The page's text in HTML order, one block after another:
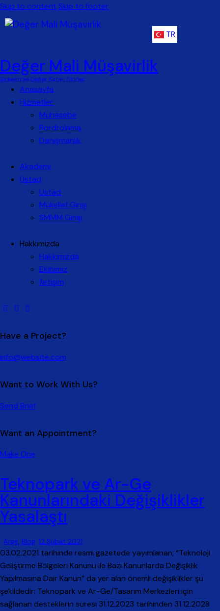
Skip to content Skip to footer
TR
Değer Mali Müşavirlik
Şirketinize Değer Katan Fikirler
Anasayfa
Hizmetler
Muhasebe
Bordrolama
Danışmanlık
Akademi
Üstad
Üstad
Mükellef Girişi
SMMM Girişi
Hakkımızda
Hakkımızda
Ekibimiz
İletişim
Have a Project?
info@website.com
Want to Work With Us?
Send Brief
Want an Appointment?
Make One
Teknopark ve Ar-Ge
Kanunlarındaki Değişiklikler
Yasalaştı
Arge, Blog 12 Şubat 2021
03.02.2021 tarihinde resmi gazetede yayımlanan; “Teknoloji
Geliştirme Bölgeleri Kanunu ile Bazı Kanunlarda Değişiklik
Yapılmasına Dair Kanun” da yer alan önemli değişiklikler şu
şekildedir: Teknopark ve Ar-Ge/Tasarım Merkezleri için
sağlanan desteklerin süresi 31.12.2023 tarihinden 31.12.2028